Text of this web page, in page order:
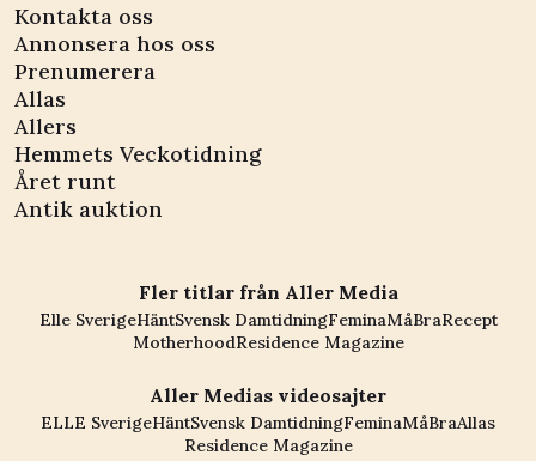
Kontakta oss
Annonsera hos oss
Prenumerera
Allas
Allers
Hemmets Veckotidning
Året runt
Antik auktion
Fler titlar från Aller Media
Elle SverigeHäntSvensk DamtidningFeminaMåBraRecept
MotherhoodResidence Magazine
Aller Medias videosajter
ELLE SverigeHäntSvensk DamtidningFeminaMåBraAllas
Residence Magazine